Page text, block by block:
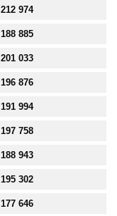
212 974
188 885
201 033
196 876
191 994
197 758
188 943
195 302
177 646